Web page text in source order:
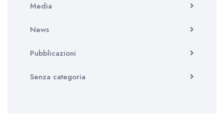
Media
News
Pubblicazioni
Senza categoria